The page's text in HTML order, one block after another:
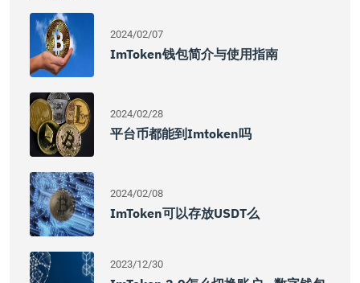
2024/02/07
ImToken钱包简介与使用指南
2024/02/28
平台币都能到imtoken吗
2024/02/08
ImToken可以存放USDT么
2023/12/30